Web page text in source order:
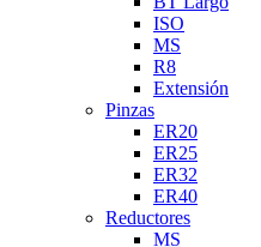
ISO
MS
R8
Extensión
Pinzas
ER20
ER25
ER32
ER40
Reductores
MS